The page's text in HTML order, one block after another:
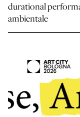
durational
ambientale